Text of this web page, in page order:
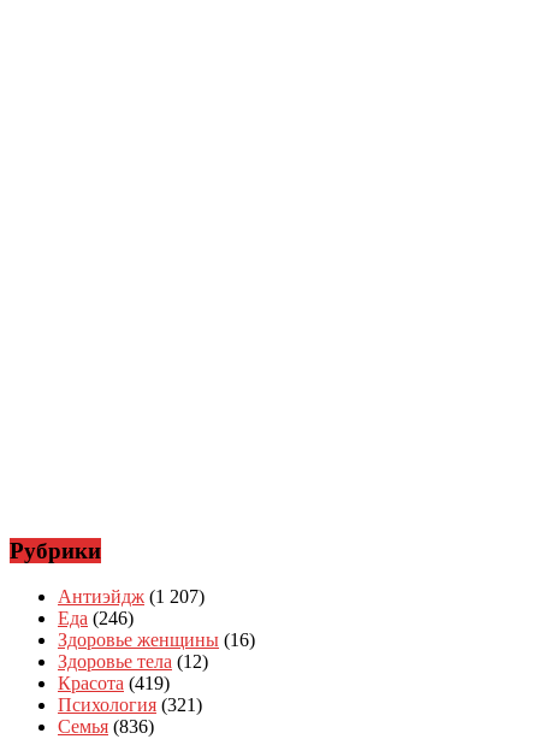
Рубрики
Антиэйдж (1 207)
Еда (246)
Здоровье женщины (16)
Здоровье тела (12)
Красота (419)
Психология (321)
Семья (836)